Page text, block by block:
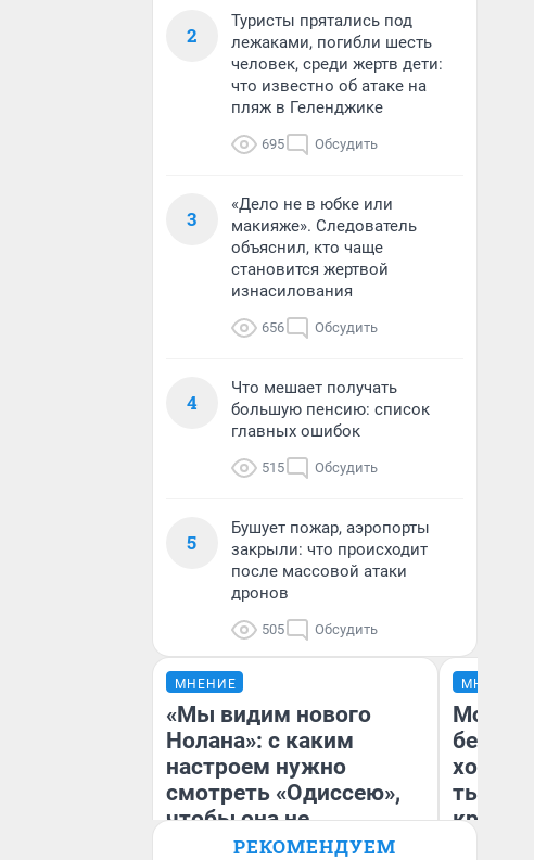
2
Туристы прятались под
лежаками, погибли шесть
человек, среди жертв дети:
что известно об атаке на
пляж в Геленджике
695 Обсудить
3
«Дело не в юбке или
макияже». Следователь
объяснил, кто чаще
становится жертвой
изнасилования
656 Обсудить
4
Что мешает получать
большую пенсию: список
главных ошибок
515 Обсудить
5
Бушует пожар, аэропорты
закрыли: что происходит
после массовой атаки
дронов
505 Обсудить
МНЕНИЕ
«Мы видим нового
Нолана»: с каким
настроем нужно
смотреть «Одиссею»,
чтобы она не
выглядела как фиаско
МНЕНИЕ
Мой
хотела
тысяч,
РЕКОМЕНДУЕМ